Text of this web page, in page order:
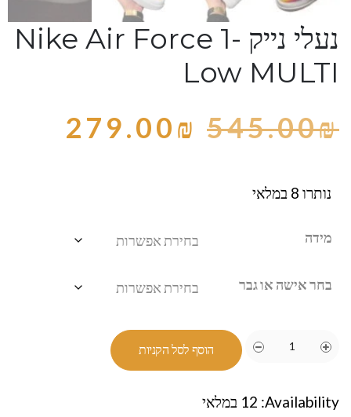
נעלי נייק -Nike Air Force 1
Low MULTI
545.00₪
279.00₪
נותרו 8 במלאי
מידה
בחר אישה או גבר
הוסף לסל הקניות
Availability: 12 במלאי